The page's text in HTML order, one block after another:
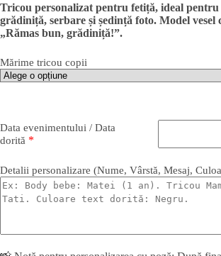
Tricou personalizat pentru fetiță, ideal
grădiniță, serbare și ședință foto. Model vesel
„Rămas bun, grădiniță!”.
Mărime tricou copii
Data evenimentului / Data
dorită *
Detalii personalizare (Nume, Vârstă, Mesaj,